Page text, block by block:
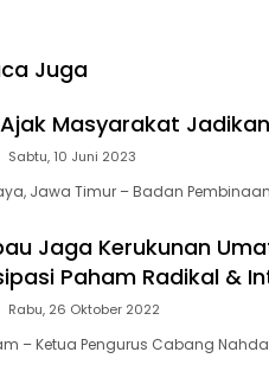
Juga
Ajak Masyarakat
Sabtu, 10 Juni 2023
Jawa Timur – Badan
Jaga Kerukunan
Paham Radikal &
Rabu, 26 Oktober 2022
– Ketua Pengurus Cabang